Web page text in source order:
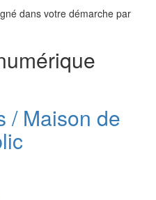
dans votre démarche par
/ Maison de